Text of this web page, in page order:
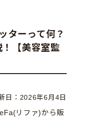
ターって何？
！【美容室監
日： 2026年6月4日
リファ)から販